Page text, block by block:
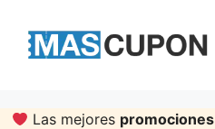
content
Las mejores promociones